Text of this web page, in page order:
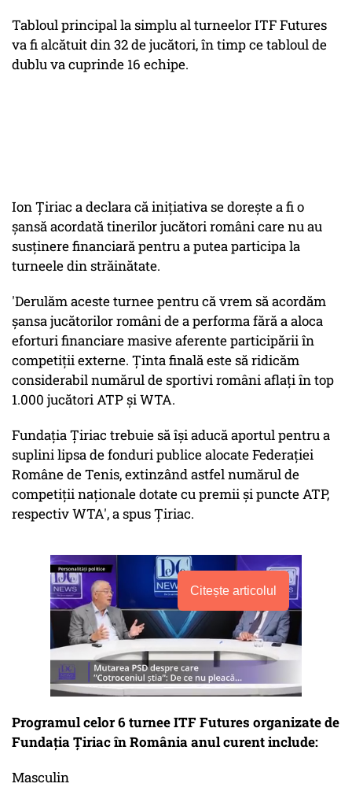
Tabloul principal la simplu al turneelor ITF Futures
va fi alcătuit din 32 de jucători, în timp ce tabloul de
dublu va cuprinde 16 echipe.
Ion Ţiriac a declara că iniţiativa se doreşte a fi o
şansă acordată tinerilor jucători români care nu au
susţinere financiară pentru a putea participa la
turneele din străinătate.
'Derulăm aceste turnee pentru că vrem să acordăm
şansa jucătorilor români de a performa fără a aloca
eforturi financiare masive aferente participării în
competiţii externe. Ţinta finală este să ridicăm
considerabil numărul de sportivi români aflaţi în top
1.000 jucători ATP şi WTA.
Fundaţia Ţiriac trebuie să îşi aducă aportul pentru a
suplini lipsa de fonduri publice alocate Federaţiei
Române de Tenis, extinzând astfel numărul de
competiţii naţionale dotate cu premii şi puncte ATP,
respectiv WTA', a spus Ţiriac.
Citește articolul
Programul celor 6 turnee ITF Futures organizate de
Fundaţia Ţiriac în România anul curent include:
Masculin